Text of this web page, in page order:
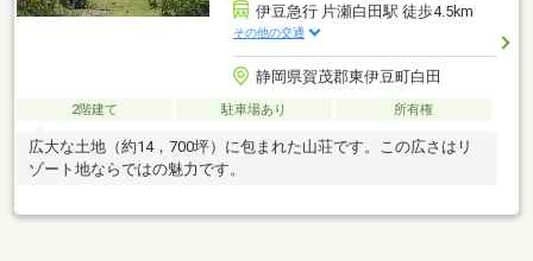
伊豆急行 片瀬白田駅 徒歩4.5km
その他の交通
静岡県賀茂郡東伊豆町白田
2階建て 駐車場あり 所有権
広大な土地（約14，700坪）に包まれた山荘です。この広さはリ
ゾート地ならではの魅力です。